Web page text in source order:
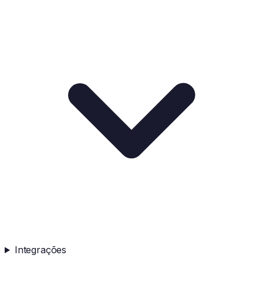
Integrações